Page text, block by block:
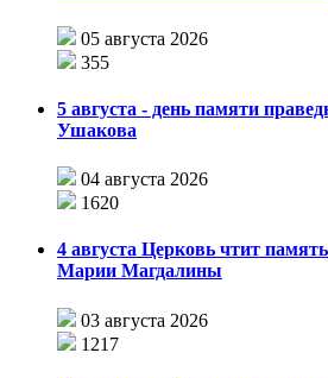
05 августа 2026
355
5 августа - день памяти
Ушакова
04 августа 2026
1620
4 августа Церковь чтит
Марии Магдалины
03 августа 2026
1217